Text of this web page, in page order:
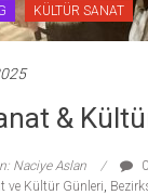
KÜLTÜR SANAT
&
Naciye Aslan
ve Kültür Günleri,